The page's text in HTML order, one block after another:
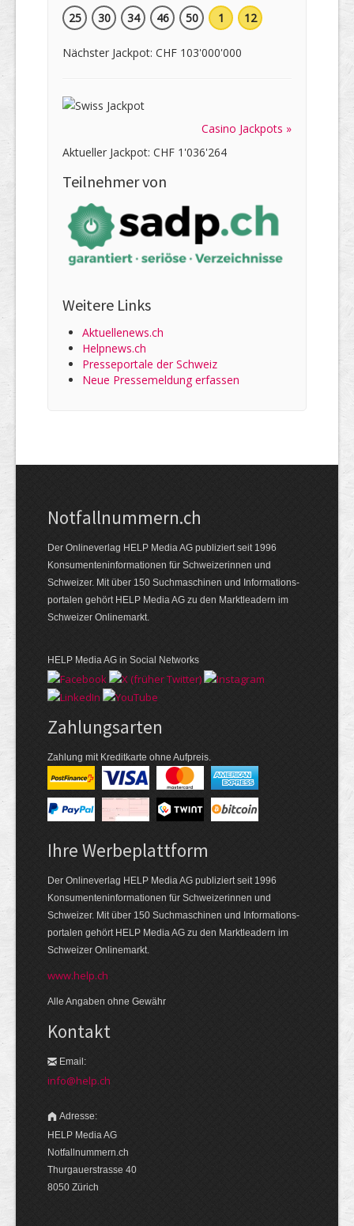
25
30 34 46 50 1 12
Nächster Jackpot: CHF 103'000'000
Casino Jackpots »
Aktueller Jackpot: CHF 1'036'264
Teilnehmer von
Weitere Links
Aktuellenews.ch
Helpnews.ch
Presseportale der Schweiz
Neue Pressemeldung erfassen
Notfallnummern.ch
Der Onlineverlag HELP Media AG publiziert seit 1996
Konsumenten­informationen für Schweizerinnen und
Schweizer. Mit über 150 Suchmaschinen und Informations­
portalen gehört HELP Media AG zu den Marktleadern im
Schweizer Onlinemarkt.
HELP Media AG in Social Networks
Zahlungsarten
Zahlung mit Kreditkarte ohne Aufpreis.
Ihre Werbeplattform
Der Onlineverlag HELP Media AG publiziert seit 1996
Konsumenten­informationen für Schweizerinnen und
Schweizer. Mit über 150 Suchmaschinen und Informations­
portalen gehört HELP Media AG zu den Markt­leadern im
Schweizer Onlinemarkt.
www.help.ch
Alle Angaben ohne Gewähr
Kontakt
Email:
info@help.ch
Adresse:
HELP Media AG
Notfallnummern.ch
Thurgauerstrasse 40
8050 Zürich